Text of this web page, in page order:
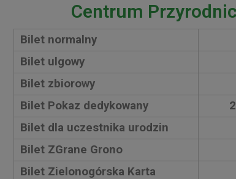
Centrum
Bilet normalny
Bilet ulgowy
Bilet zbiorowy
Bilet Pokaz dedykowany
Bilet dla uczestnika urodzin
Bilet ZGrane Grono
Bilet Zielonogórska Karta